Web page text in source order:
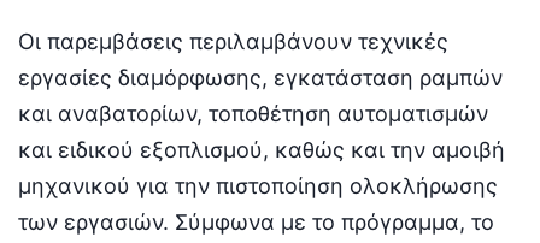
Οι παρεμβάσεις περιλαμβάνουν τεχνικές
εργασίες διαμόρφωσης, εγκατάσταση ραμπών
και αναβατορίων, τοποθέτηση αυτοματισμών
και ειδικού εξοπλισμού, καθώς και την αμοιβή
μηχανικού για την πιστοποίηση ολοκλήρωσης
των εργασιών. Σύμφωνα με το πρόγραμμα, το